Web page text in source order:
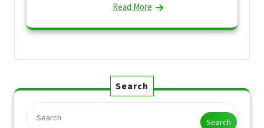
Read More
Search
Search